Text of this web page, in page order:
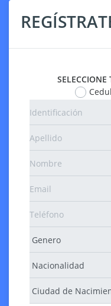
SELECCIONE